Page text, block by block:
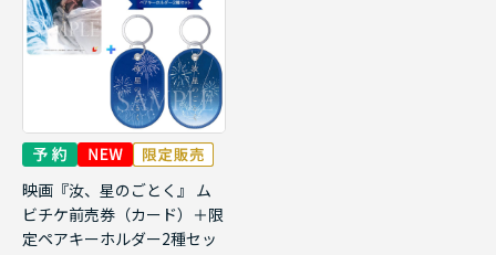
映画『汝、星のごとく』 ム
ビチケ前売券（カード）＋限
定ペアキーホルダー2種セッ